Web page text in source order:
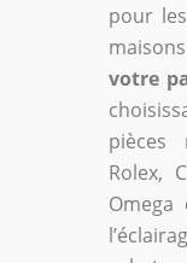
pour
votre
pièces
Rolex,
Omega